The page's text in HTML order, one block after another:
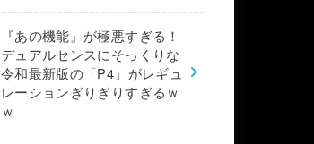
『あの機能』が極悪すぎる！
デュアルセンスにそっくりな
令和最新版の「P4」がレギュ
レーションぎりぎりすぎるｗ
ｗ